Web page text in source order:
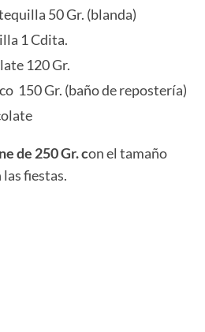
50 Gr. (blanda)
1 Cdita.
120 Gr.
150 Gr. (baño de repostería)
de 250 Gr. con el tamaño
fiestas.